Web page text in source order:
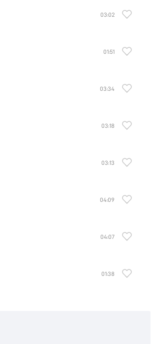
03:02
01:51
03:34
03:18
03:13
04:09
04:07
01:38